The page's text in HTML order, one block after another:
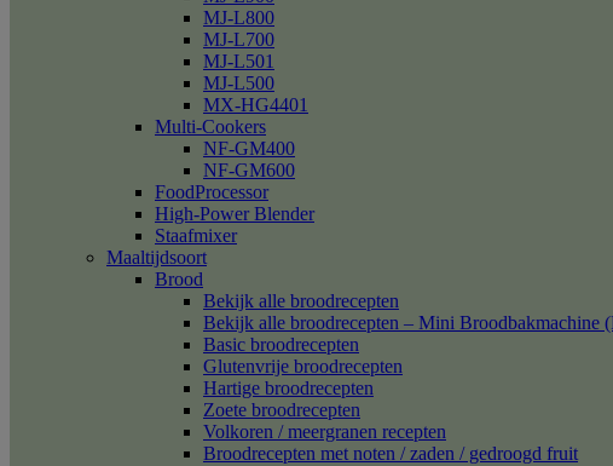
MJ-L800
MJ-L700
MJ-L501
MJ-L500
MX-HG4401
Multi-Cookers
NF-GM400
NF-GM600
FoodProcessor
High-Power Blender
Staafmixer
Maaltijdsoort
Brood
Bekijk alle broodrecepten
Bekijk alle broodrecepten – Mini Broodbakmachine
Basic broodrecepten
Glutenvrije broodrecepten
Hartige broodrecepten
Zoete broodrecepten
Volkoren / meergranen recepten
Broodrecepten met noten / zaden / gedroogd fruit